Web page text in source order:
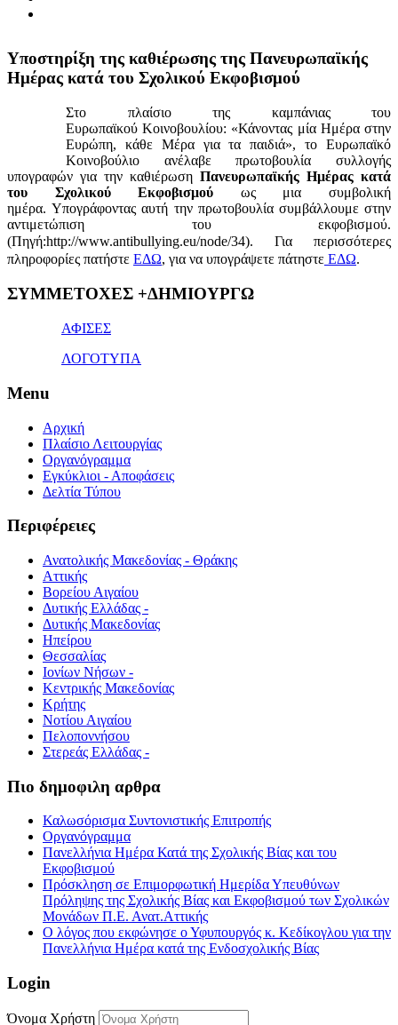
Yποστηρίξη της καθιέρωσης της Πανευρωπαϊκής
Ημέρας κατά του Σχολικού Εκφοβισμού
Στο πλαίσιο της καμπάνιας του
Ευρωπαϊκού Κοινοβουλίου: «Κάνοντας μία Ημέρα στην
Ευρώπη, κάθε Μέρα για τα παιδιά», το Ευρωπαϊκό
Κοινοβούλιο ανέλαβε πρωτοβουλία συλλογής
υπογραφών για την καθιέρωση Πανευρωπαϊκής Ημέρας κατά
του Σχολικού Εκφοβισμού ως μια συμβολική
ημέρα. Υπογράφοντας αυτή την πρωτοβουλία συμβάλλουμε στην
αντιμετώπιση του εκφοβισμού.
(Πηγή:http://www.antibullying.eu/node/34). Για περισσότερες
πληροφορίες πατήστε ΕΔΩ, για να υπογράψετε πάτηστε ΕΔΩ.
1x
ΣΥΜΜΕΤΟΧΕΣ +ΔΗΜΙΟΥΡΓΩ
ΑΦΙΣΕΣ
ΛΟΓΟΤΥΠΑ
Menu
Αρχική
Πλαίσιο Λειτουργίας
Οργανόγραμμα
Εγκύκλιοι - Αποφάσεις
Δελτία Τύπου
Περιφέρειες
Ανατολικής Μακεδονίας - Θράκης
Αττικής
Βορείου Αιγαίου
Δυτικής Ελλάδας -
Δυτικής Μακεδονίας
Ηπείρου
Θεσσαλίας
Ιονίων Νήσων -
Κεντρικής Μακεδονίας
Κρήτης
Νοτίου Αιγαίου
Πελοποννήσου
Στερεάς Ελλάδας -
Πιο δημοφιλη αρθρα
Καλωσόρισμα Συντονιστικής Επιτροπής
Οργανόγραμμα
Πανελλήνια Ημέρα Κατά της Σχολικής Βίας και του
Εκφοβισμού
Πρόσκληση σε Επιμορφωτική Ημερίδα Υπευθύνων
Πρόληψης της Σχολικής Βίας και Εκφοβισμού των Σχολικών
Μονάδων Π.Ε. Ανατ.Αττικής
Ο λόγος που εκφώνησε ο Υφυπουργός κ. Κεδίκογλου για την
Πανελλήνια Ημέρα κατά της Ενδοσχολικής Βίας
Login
Όνομα Χρήστη